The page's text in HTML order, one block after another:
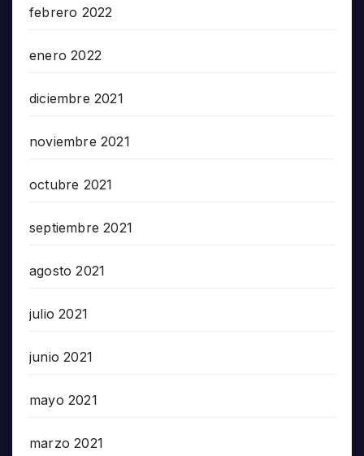
febrero 2022
enero 2022
diciembre 2021
noviembre 2021
octubre 2021
septiembre 2021
agosto 2021
julio 2021
junio 2021
mayo 2021
marzo 2021